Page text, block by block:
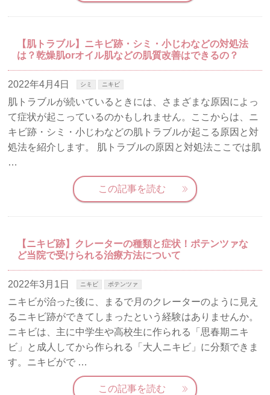
【肌トラブル】ニキビ跡・シミ・小じわなどの対処法
は？乾燥肌orオイル肌などの肌質改善はできるの？
2022年4月4日 シミ ニキビ
肌トラブルが続いているときには、さまざまな原因によっ
て症状が起こっているのかもしれません。ここからは、ニ
キビ跡・シミ・小じわなどの肌トラブルが起こる原因と対
処法を紹介します。 肌トラブルの原因と対処法ここでは肌
…
この記事を読む
【ニキビ跡】クレーターの種類と症状！ポテンツァな
ど当院で受けられる治療方法について
2022年3月1日 ニキビ ポテンツァ
ニキビが治った後に、まるで月のクレーターのように見え
るニキビ跡ができてしまったという経験はありませんか。
ニキビは、主に中学生や高校生に作られる「思春期ニキ
ビ」と成人してから作られる「大人ニキビ」に分類できま
す。ニキビがで …
この記事を読む